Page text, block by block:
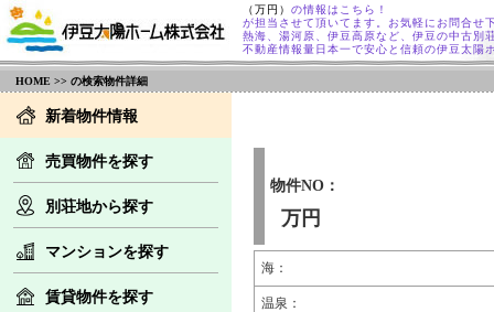
（万円） の情報はこちら！
が担当させて頂いてます。お気軽にお問合せ
熱海、湯河原、伊豆高原など、伊豆の中古別
不動産情報量日本一で安心と信頼の伊豆太陽
HOME >> の検索物件詳細
新着物件情報
売買物件を探す
別荘地から探す
マンションを探す
賃貸物件を探す
物件NO：
万円
海：
温泉：